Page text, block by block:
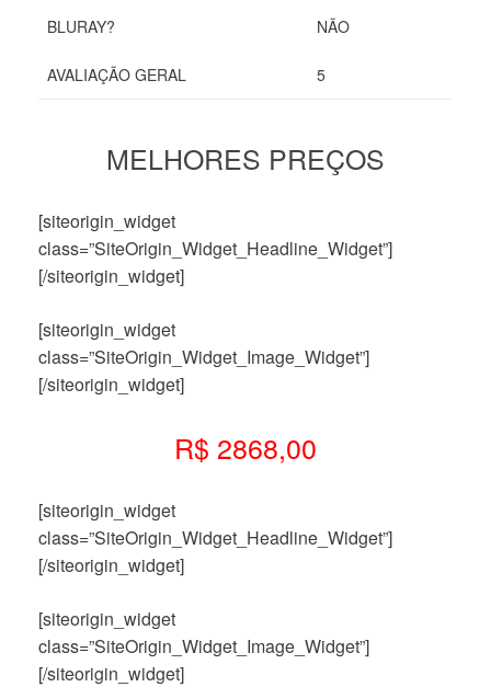
BLURAY? NÃO
AVALIAÇÃO GERAL 5
MELHORES PREÇOS
[siteorigin_widget
class=”SiteOrigin_Widget_Headline_Widget”]
[/siteorigin_widget]
[siteorigin_widget
class=”SiteOrigin_Widget_Image_Widget”]
[/siteorigin_widget]
R$ 2868,00
[siteorigin_widget
class=”SiteOrigin_Widget_Headline_Widget”]
[/siteorigin_widget]
[siteorigin_widget
class=”SiteOrigin_Widget_Image_Widget”]
[/siteorigin_widget]